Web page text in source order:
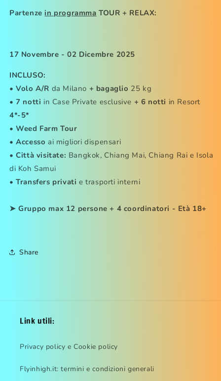
(420
(420
Partenze in programma TOUR + RELAX:
17 Novembre - 02 Dicembre 2025
INCLUSO:
• Volo A/R da Milano + bagaglio 25 kg
• 7 notti in Case Private esclusive + 6 notti in Resort
4*-5*
• Weed Farm Tour
• Accesso ai migliori dispensari
• Città visitate: Bangkok, Chiang Mai, Chiang Rai e Isola
di Koh Samui
•Transfers privatie trasporti interni
➤ Gruppo max 12 persone + 4 coordinatori - Età 18+
Share
Link utili:
Privacy policy e Cookie policy
Flyinhigh.it: termini e condizioni generali